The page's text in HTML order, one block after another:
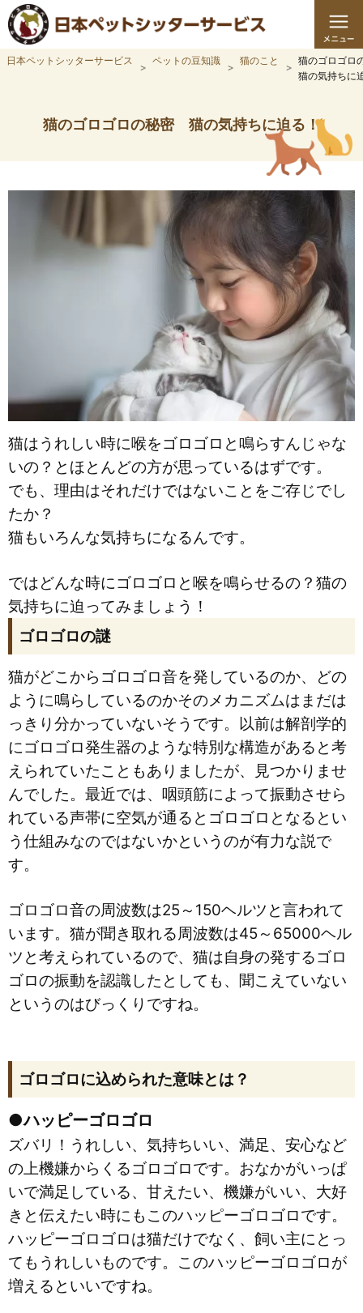
日本ペットシッターサービス ペットの豆知識 猫のこと
猫のゴロゴ
猫の気持ちに
猫のゴロゴロの秘密 猫の気持ちに迫る！
猫はうれしい時に喉をゴロゴロと鳴らすんじゃな
いの？とほとんどの方が思っているはずです。
でも、理由はそれだけではないことをご存じでし
たか？
猫もいろんな気持ちになるんです。
ではどんな時にゴロゴロと喉を鳴らせるの？猫の
気持ちに迫ってみましょう！
ゴロゴロの謎
猫がどこからゴロゴロ音を発しているのか、どの
ように鳴らしているのかそのメカニズムはまだは
っきり分かっていないそうです。以前は解剖学的
にゴロゴロ発生器のような特別な構造があると考
えられていたこともありましたが、見つかりませ
んでした。最近では、咽頭筋によって振動させら
れている声帯に空気が通るとゴロゴロとなるとい
う仕組みなのではないかというのが有力な説で
す。
ゴロゴロ音の周波数は25～150ヘルツと言われて
います。猫が聞き取れる周波数は45～65000ヘル
ツと考えられているので、猫は自身の発するゴロ
ゴロの振動を認識したとしても、聞こえていない
というのはびっくりですね。
ゴロゴロに込められた意味とは？
●ハッピーゴロゴロ
ズバリ！うれしい、気持ちいい、満足、安心など
の上機嫌からくるゴロゴロです。おなかがいっぱ
いで満足している、甘えたい、機嫌がいい、大好
きと伝えたい時にもこのハッピーゴロゴロです。
ハッピーゴロゴロは猫だけでなく、飼い主にとっ
てもうれしいものです。このハッピーゴロゴロが
増えるといいですね。